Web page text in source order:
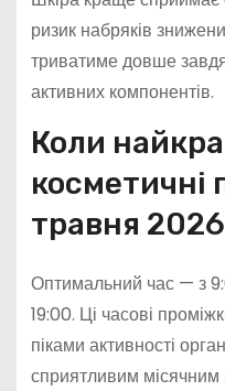
ризик набряків
триватиме довше
активних компонентів.
Коли
косметичні
травня
Оптимальний час — з
19:00. Ці часові
піками активності
сприятливим